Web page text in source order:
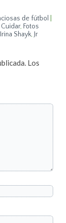
de fútbol
Cuidar, Fotos
Irina Shayk,Jr
Los